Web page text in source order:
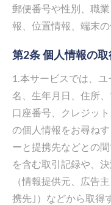
郵便番号や性別、職
報、位置情報、端末
第2条 個人情報の
1.本サービスでは、
名、生年月日、住所
口座番号、クレジッ
の個人情報をお尋ね
ーと提携先などとの
を含む取引記録や、
（情報提供元、広告
携先｣）などから取得